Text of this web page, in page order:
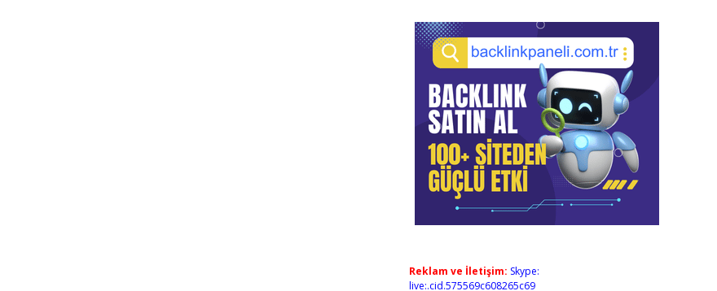
Reklam ve İletişim: Skype:
live:.cid.575569c608265c69